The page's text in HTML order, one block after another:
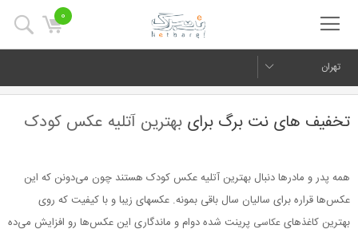
0
تهران
تخفیف های نت برگ برای بهترین آتلیه عکس کودک
همه پدر و مادرها دنبال بهترین آتلیه عکس کودک هستند چون می‌دونن که این
عکس‌ها قراره برای سالیان سال باقی بمونه. عکسهای زیبا و با کیفیت که روی
بهترین کاغذهای عکاسی پرینت شده دوام و ماندگاری این عکس‌ها رو افزایش می‌ده